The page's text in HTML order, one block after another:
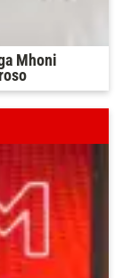
Mhoni